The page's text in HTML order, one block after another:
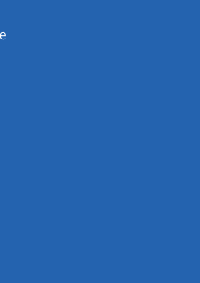
nicht für
und Sachverständige
Anhang A der Richtlinie
November 2018)